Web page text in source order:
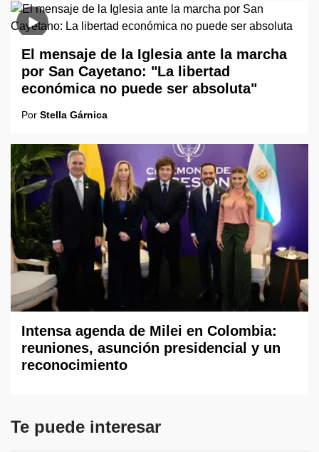
El mensaje de la Iglesia ante la marcha
por San Cayetano: "La libertad
económica no puede ser absoluta"
Por Stella Gárnica
Intensa agenda de Milei en Colombia:
reuniones, asunción presidencial y un
reconocimiento
Te puede interesar